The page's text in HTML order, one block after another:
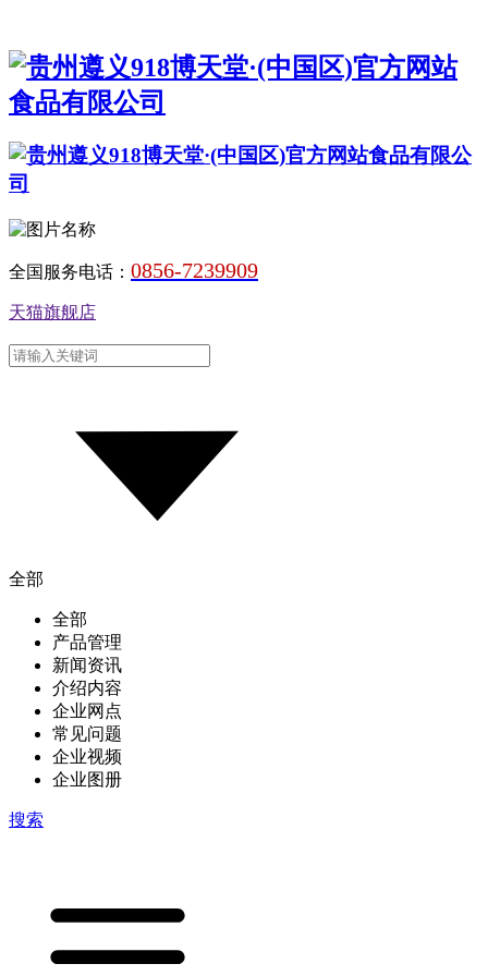
全国服务电话： 0856-7239909
天猫旗舰店
全部
全部
产品管理
新闻资讯
介绍内容
企业网点
常见问题
企业视频
企业图册
搜索